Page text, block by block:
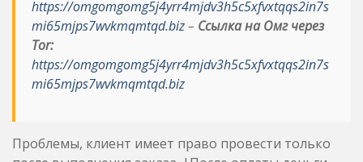
https://omgomgomg5j4yrr4mjdv3h5c5xfvxtqqs2in7s
mi65mjps7wvkmqmtqd.biz– Ссылка на Омг через
Tor:
https://omgomgomg5j4yrr4mjdv3h5c5xfvxtqqs2in7s
mi65mjps7wvkmqmtqd.biz
Проблемы, клиент имеет право провести только